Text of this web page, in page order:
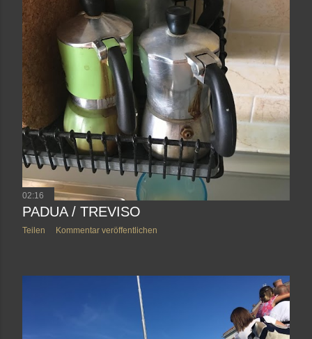
02:16
PADUA / TREVISO
Teilen Kommentar veröffentlichen